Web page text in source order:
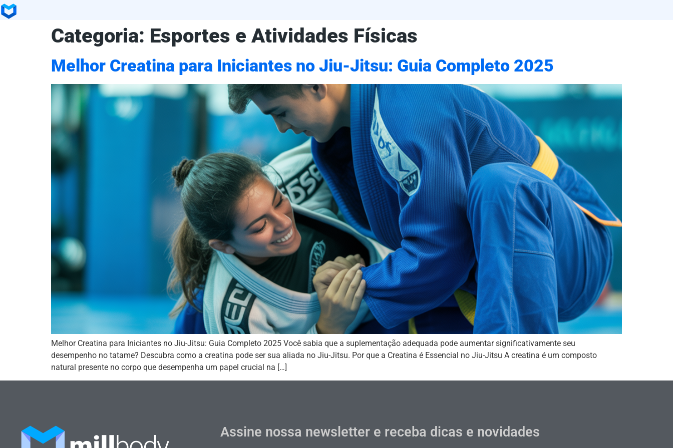
Categoria: Esportes e Atividades Físicas
Melhor Creatina para Iniciantes no Jiu-Jitsu: Guia Completo 2025
Melhor Creatina para Iniciantes no Jiu-Jitsu: Guia Completo 2025 Você sabia que a suplementação adequada pode aumentar significativamente seu
desempenho no tatame? Descubra como a creatina pode ser sua aliada no Jiu-Jitsu. Por que a Creatina é Essencial no Jiu-Jitsu A creatina é um composto
natural presente no corpo que desempenha um papel crucial na […]
Assine nossa newsletter e receba dicas e novidades